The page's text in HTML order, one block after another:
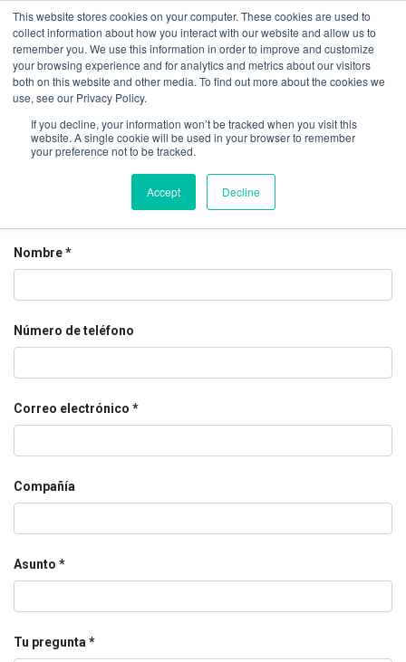
This website stores cookies on your computer. These cookies are used to
collect information about how you interact with our website and allow us to
remember you. We use this information in order to improve and customize
your browsing experience and for analytics and metrics about our visitors
both on this website and other media. To find out more about the cookies we
use, see our Privacy Policy.
If you decline, your information won’t be tracked when you visit this
website. A single cookie will be used in your browser to remember
your preference not to be tracked.
Accept Decline
Contáctenos
Contáctenos sobre cualquier cosa relacionada con nuestra
Nombre
Número de teléfono
Correo electrónico
Compañía
Asunto
Tu pregunta